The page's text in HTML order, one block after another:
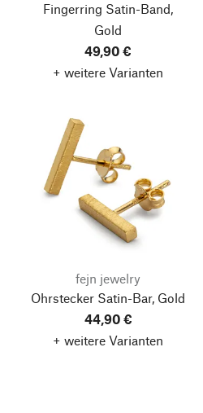
Fingerring Satin-Band,
Gold
49,90 €
+ weitere Varianten
fejn jewelry
Ohrstecker Satin-Bar, Gold
44,90 €
+ weitere Varianten